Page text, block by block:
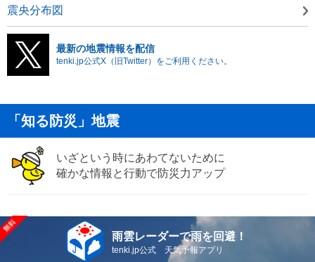
震央分布図
最新の地震情報を配信
tenki.jp公式X（旧Twitter）をご利用ください。
「知る防災」地震
いざという時にあわてないために
確かな情報と行動で防災力アップ
雨雲レーダーで雨を回避！
tenki.jp公式 天気予報アプリ